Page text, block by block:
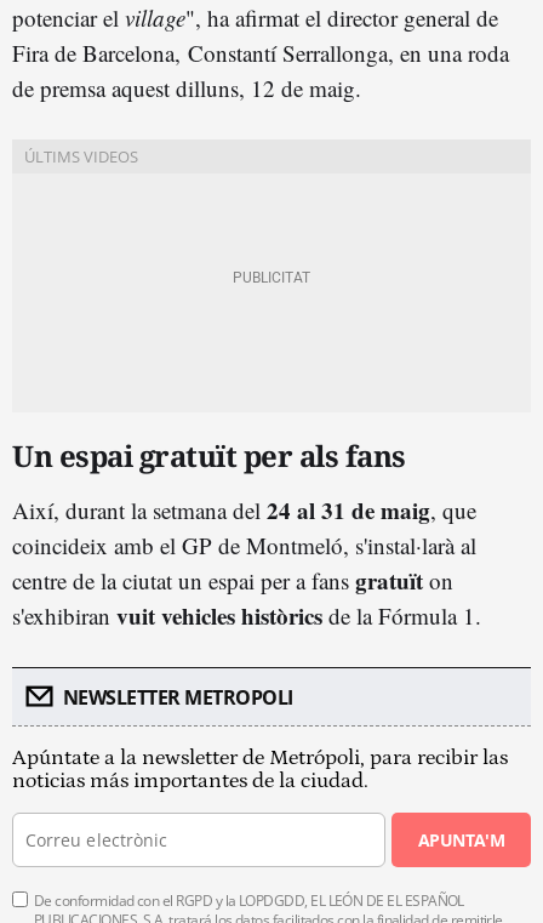
potenciar el village", ha afirmat el director general de
Fira de Barcelona, Constantí Serrallonga, en una roda
de premsa aquest dilluns, 12 de maig.
Un espai gratuït per als fans
Així, durant la setmana del 24 al 31 de maig, que
coincideix amb el GP de Montmeló, s'instal·larà al
centre de la ciutat un espai per a fans gratuït on
s'exhibiran vuit vehicles històrics de la Fórmula 1.
NEWSLETTER METROPOLI
Apúntate a la newsletter de Metrópoli, para recibir las
noticias más importantes de la ciudad.
APUNTA'M
De conformidad con el RGPD y la LOPDGDD, EL LEÓN DE EL ESPAÑOL